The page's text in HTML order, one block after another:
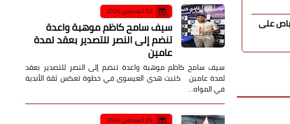
على
صدى الأمة 05 أغسطس 2026
إعدام 300 كيلو أغذية فاسدة وضبط مخالفات
خلال حملات مكثفة بالمنيا ومغاغة
سائق نقل
02 أغسطس 2026
سيف سامح كاظم موهبة واعدة
تنضم إلى النصر للتصدير بعقد لمدة
عامين
سيف سامح كاظم موهبة واعدة تنضم إلى النصر للتصدير بعقد
لمدة عامين كتبت هدى العيسوى في خطوة تعكس ثقة الأندية
في المواه…
05 أغسطس 2026